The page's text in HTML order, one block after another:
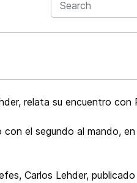
relata su encuentro con
el segundo al mando,
Carlos Lehder,